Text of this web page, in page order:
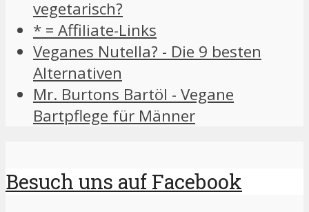
vegetarisch?
* = Affiliate-Links
Veganes Nutella? - Die 9 besten
Alternativen
Mr. Burtons Bartöl - Vegane
Bartpflege für Männer
Besuch uns auf Facebook